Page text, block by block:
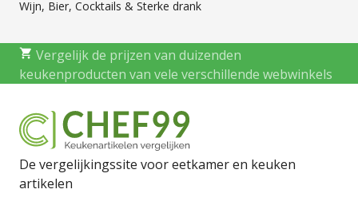
Wijn, Bier, Cocktails & Sterke drank
Vergelijk de prijzen van duizenden
keukenproducten van vele verschillende webwinkels
De vergelijkingssite voor eetkamer en keuken
artikelen